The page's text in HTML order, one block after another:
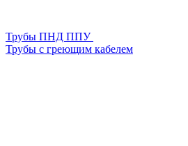
Трубы ПНД ППУ
Трубы с греющим кабелем